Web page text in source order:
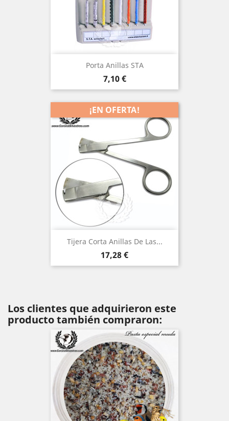
Porta Anillas STA
Precio
7,10 €
Tijera Corta Anillas De Las...
Precio
17,28 €
¡EN OFERTA!
Los clientes que adquirieron este
producto también compraron: